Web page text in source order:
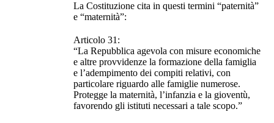
La Costituzione cita in questi termini “paternità”
e “maternità”:
Articolo 31:
“La Repubblica agevola con misure economiche
e altre provvidenze la formazione della famiglia
e l’adempimento dei compiti relativi, con
particolare riguardo alle famiglie numerose.
Protegge la maternità, l’infanzia e la gioventù,
favorendo gli istituti necessari a tale scopo.”